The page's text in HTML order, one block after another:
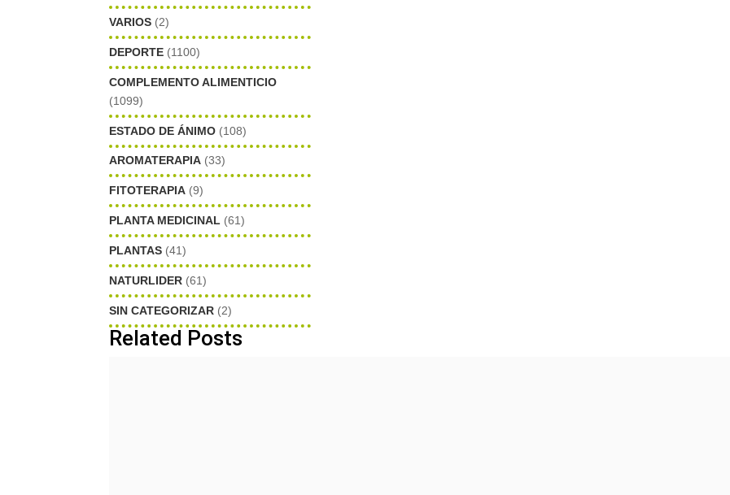
VARIOS (2)
DEPORTE (1100)
COMPLEMENTO ALIMENTICIO
(1099)
ESTADO DE ÁNIMO (108)
AROMATERAPIA (33)
FITOTERAPIA (9)
PLANTA MEDICINAL (61)
PLANTAS (41)
NATURLIDER (61)
SIN CATEGORIZAR (2)
Related Posts